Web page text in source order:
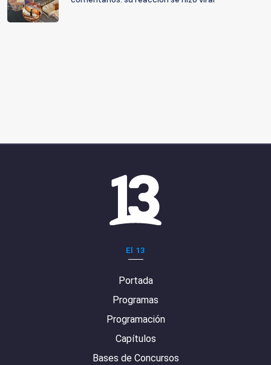
El 13
Portada
Programas
Programación
Capítulos
Bases de Concursos